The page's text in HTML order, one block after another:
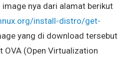
nya dari alamat berikut
install-distro/get-
yang di download tersebut
(Open Virtualization